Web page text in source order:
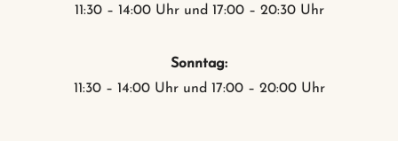
11:30 – 14:00 Uhr und 17:00 – 20:30 Uhr
Sonntag:
11:30 – 14:00 Uhr und 17:00 – 20:00 Uhr